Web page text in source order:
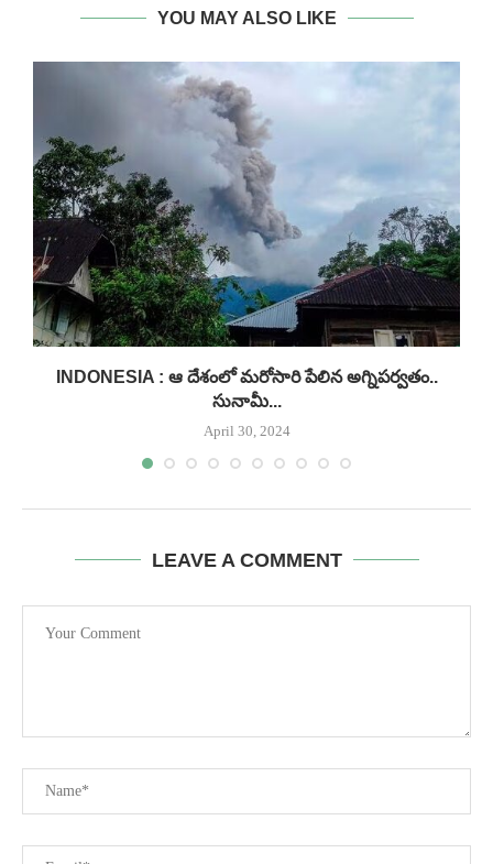
YOU MAY ALSO LIKE
INDONESIA : ఆ దేశంలో మరోసారి పేలిన అగ్నిపర్వతం..
సునామీ...
April 30, 2024
LEAVE A COMMENT